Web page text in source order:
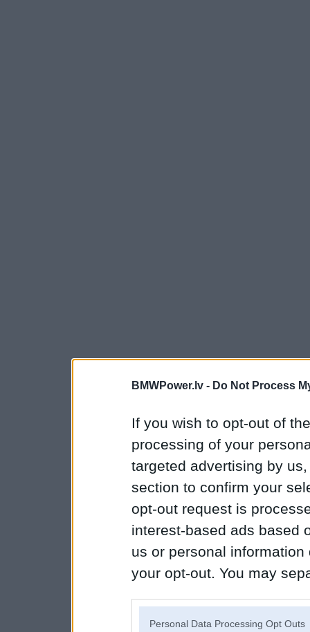
BMWPower.lv - Do Not Process
If you wish to opt-out of
processing of your
targeted advertising by
section to confirm your
opt-out request is
interest-based ads based
us or personal
your opt-out. You may
Personal Data Processing Opt Outs